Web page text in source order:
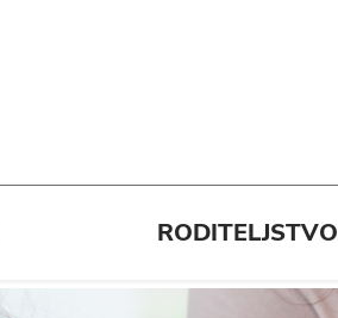
RODITELJSTVO